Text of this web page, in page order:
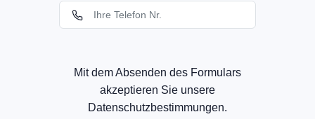
Mit dem Absenden des Formulars
akzeptieren Sie unsere
Datenschutzbestimmungen.